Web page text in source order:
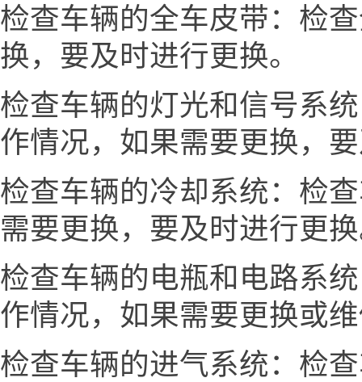
检查车辆的全车皮带：检
换，要及时进行更换。
检查车辆的灯光和信号系
作情况，如果需要更换，
检查车辆的冷却系统：检
需要更换，要及时进行更
检查车辆的电瓶和电路系
作情况，如果需要更换或
检查车辆的进气系统：检